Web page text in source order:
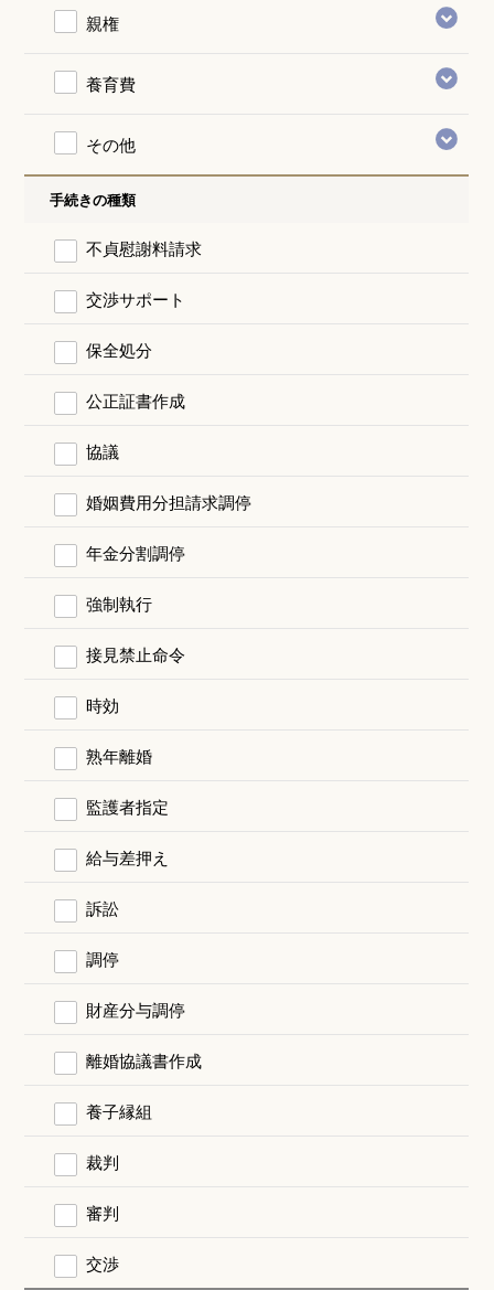
親権
養育費
その他
手続きの種類
不貞慰謝料請求
交渉サポート
保全処分
公正証書作成
協議
婚姻費用分担請求調停
年金分割調停
強制執行
接見禁止命令
時効
熟年離婚
監護者指定
給与差押え
訴訟
調停
財産分与調停
離婚協議書作成
養子縁組
裁判
審判
交渉